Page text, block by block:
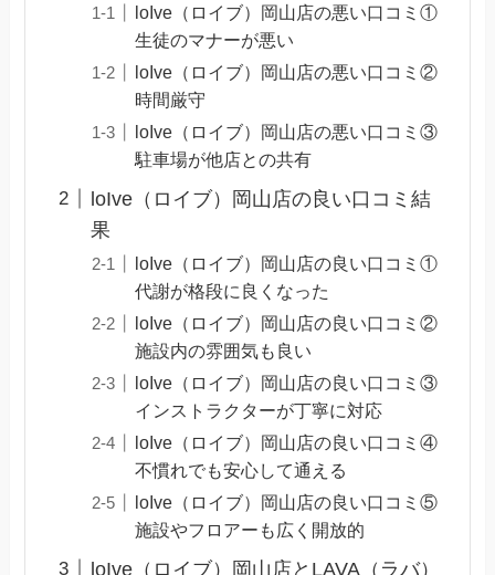
loIve（ロイブ）岡山店の悪い口コミ①
生徒のマナーが悪い
loIve（ロイブ）岡山店の悪い口コミ②
時間厳守
loIve（ロイブ）岡山店の悪い口コミ③
駐車場が他店との共有
loIve（ロイブ）岡山店の良い口コミ結
果
loIve（ロイブ）岡山店の良い口コミ①
代謝が格段に良くなった
loIve（ロイブ）岡山店の良い口コミ②
施設内の雰囲気も良い
loIve（ロイブ）岡山店の良い口コミ③
インストラクターが丁寧に対応
loIve（ロイブ）岡山店の良い口コミ④
不慣れでも安心して通える
loIve（ロイブ）岡山店の良い口コミ⑤
施設やフロアーも広く開放的
loIve（ロイブ）岡山店とLAVA（ラバ）